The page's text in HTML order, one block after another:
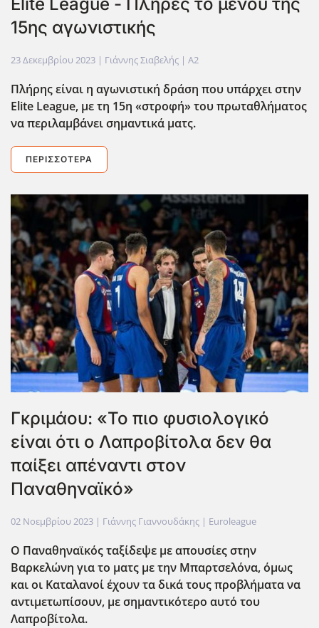
15ης αγωνιστικής
23 Δεκεμβρίου 2023 | Γιάννης Σιαβελής | A2
Πλήρης είναι η αγωνιστική δράση που υπάρχει στην
Elite League, με τη 15η «στροφή» του πρωταθλήματος
να περιλαμβάνει σημαντικά ματς.
ΠΕΡΙΣΣΌΤΕΡΑ
Γκριμάου: «Το πιο φυσιολογικό
είναι ότι ο Λαπροβίτολα δεν θα
παίξει απέναντι στον
Παναθηναϊκό»
02 Νοεμβρίου 2023 | Γιάννης Γιαννουδάκης | Euroleague
Ο Παναθηναϊκός ταξίδεψε με απουσίες στην
Βαρκελώνη για το ματς με την Μπαρτσελόνα, όμως
και οι Καταλανοί έχουν τα δικά τους προβλήματα να
αντιμετωπίσουν, με σημαντικότερο αυτό του
Λαπροβίτολα.